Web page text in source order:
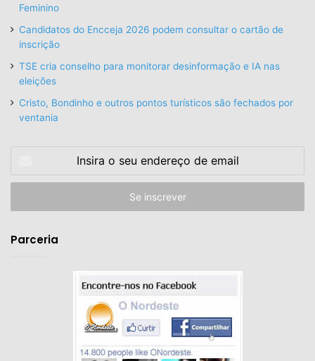
Feminino
Candidatos do Encceja 2026 podem consultar o cartão de
inscrição
TSE cria conselho para monitorar desinformação e IA nas
eleições
Cristo, Bondinho e outros pontos turísticos são fechados por
ventania
seu
de
Parceria